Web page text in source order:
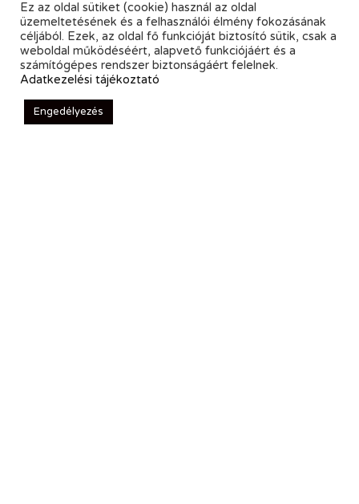
Ez az oldal sütiket (cookie) használ az oldal
üzemeltetésének és a felhasználói élmény fokozásának
céljából. Ezek, az oldal fő funkcióját biztosító sütik, csak a
weboldal működéséért, alapvető funkciójáért és a
számítógépes rendszer biztonságáért felelnek.
Adatkezelési tájékoztató
Engedélyezés